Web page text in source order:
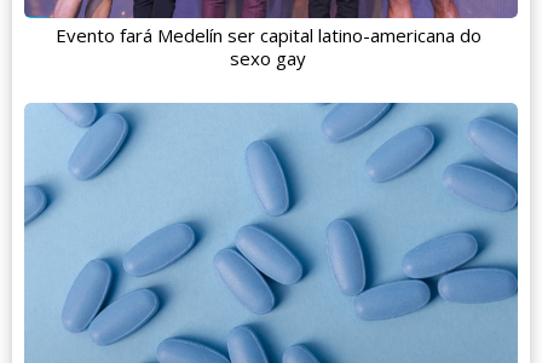
Evento fará Medelín ser capital latino-americana do
sexo gay